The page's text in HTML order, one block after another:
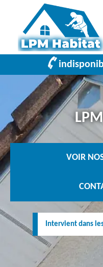
VOIR
Intervient dans